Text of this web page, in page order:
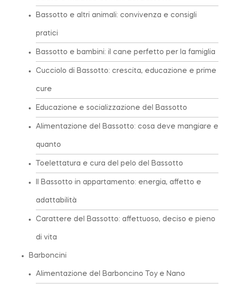
Bassotto e altri animali: convivenza e consigli
pratici
Bassotto e bambini: il cane perfetto per la famiglia
Cucciolo di Bassotto: crescita, educazione e prime
cure
Educazione e socializzazione del Bassotto
Alimentazione del Bassotto: cosa deve mangiare e
quanto
Toelettatura e cura del pelo del Bassotto
Il Bassotto in appartamento: energia, affetto e
adattabilità
Carattere del Bassotto: affettuoso, deciso e pieno
di vita
Barboncini
Alimentazione del Barboncino Toy e Nano